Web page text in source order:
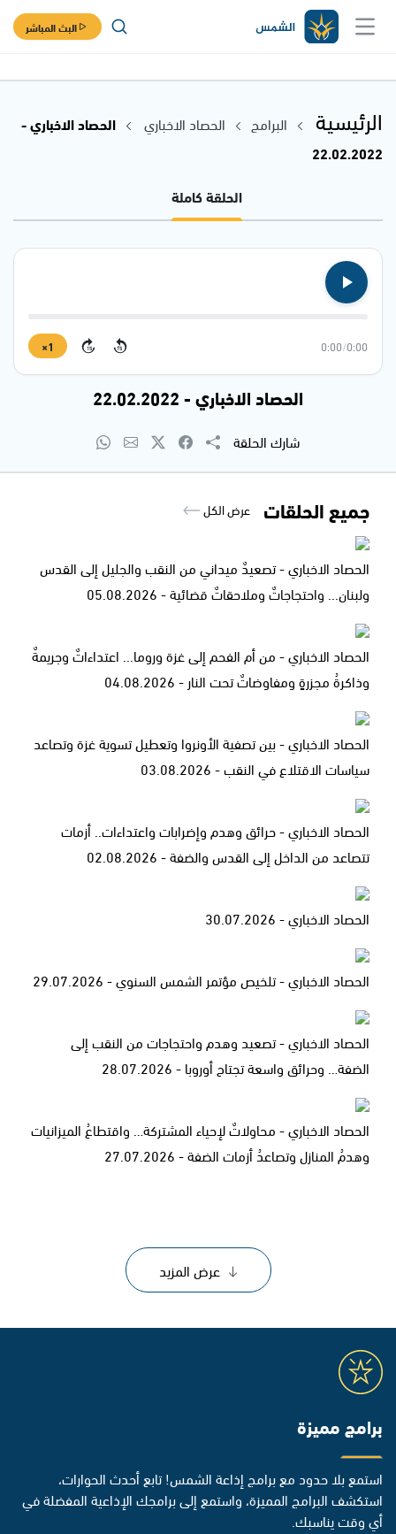
البث المباشر
الرئيسية البرامج الحصاد الاخباري
الحصاد الاخباري -
22.02.2022
الحلقة كاملة
0:00
/
0:00
15
15
1×
الحصاد الاخباري - 22.02.2022
شارك الحلقة
جميع الحلقات عرض الكل
الحصاد الاخباري - تصعيدٌ ميداني من النقب والجليل إلى القدس
ولبنان... واحتجاجاتٌ وملاحقاتٌ قضائية - 05.08.2026
الحصاد الاخباري - من أم الفحم إلى غزة وروما... اعتداءاتٌ وجريمةٌ
وذاكرةُ مجزرةٍ ومفاوضاتٌ تحت النار - 04.08.2026
الحصاد الاخباري - بين تصفية الأونروا وتعطيل تسوية غزة وتصاعد
سياسات الاقتلاع في النقب - 03.08.2026
الحصاد الاخباري - حرائق وهدم وإضرابات واعتداءات.. أزمات
تتصاعد من الداخل إلى القدس والضفة - 02.08.2026
الحصاد الاخباري - 30.07.2026
الحصاد الاخباري - تلخيص مؤتمر الشمس السنوي - 29.07.2026
الحصاد الاخباري - تصعيد وهدم واحتجاجات من النقب إلى
الضفة… وحرائق واسعة تجتاح أوروبا - 28.07.2026
الحصاد الاخباري - محاولاتٌ لإحياء المشتركة… واقتطاعُ الميزانيات
وهدمُ المنازل وتصاعدُ أزمات الضفة - 27.07.2026
عرض المزيد
برامج مميزة
استمع بلا حدود مع برامج إذاعة الشمس! تابع أحدث الحوارات،
استكشف البرامج المميزة، واستمع إلى برامجك الإذاعية المفضلة في
أي وقت يناسبك.